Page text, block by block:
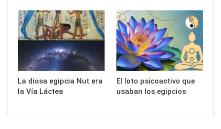
La diosa egipcia Nut era
la Vía Láctea
El loto psicoactivo que
usaban los egipcios